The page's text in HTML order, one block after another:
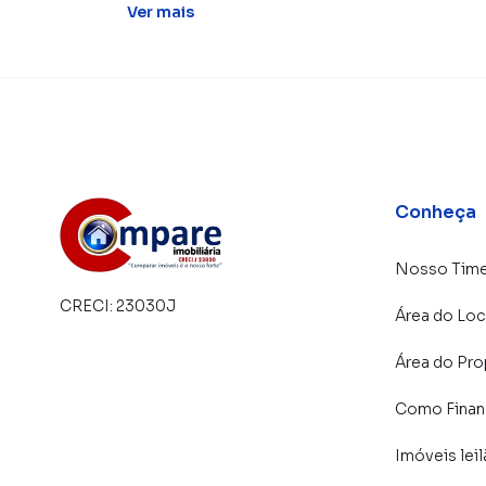
Ver mais
CRECI: 23030J
Conheça
Nosso
Área do
Área do
Como
Imóveis